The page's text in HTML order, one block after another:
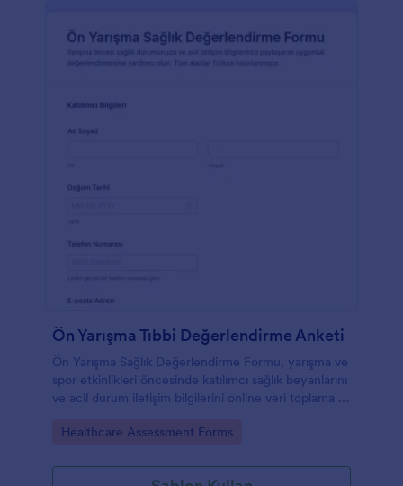
Ön Yarışma Tıbbi Değerlendirme Anketi
Ön Yarışma Sağlık Değerlendirme Formu, yarışma ve
spor etkinlikleri öncesinde katılımcı sağlık beyanlarını
ve acil durum iletişim bilgilerini online veri toplama ile
yardımcı olur.
Go to Category:
Healthcare Assessment Forms